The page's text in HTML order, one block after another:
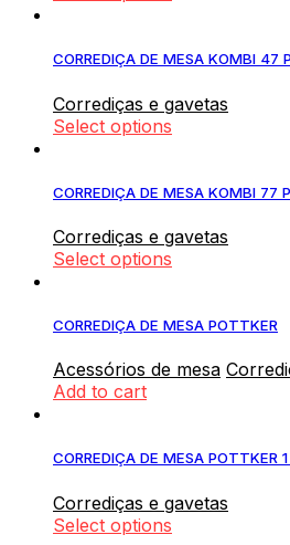
CORREDIÇA DE MESA KOMBI 47
Corrediças e gavetas
Select options
CORREDIÇA DE MESA KOMBI 77
Corrediças e gavetas
Select options
CORREDIÇA DE MESA POTTKER
Acessórios de mesa
Add to cart
CORREDIÇA DE MESA POTTKER
Corrediças e gavetas
Select options